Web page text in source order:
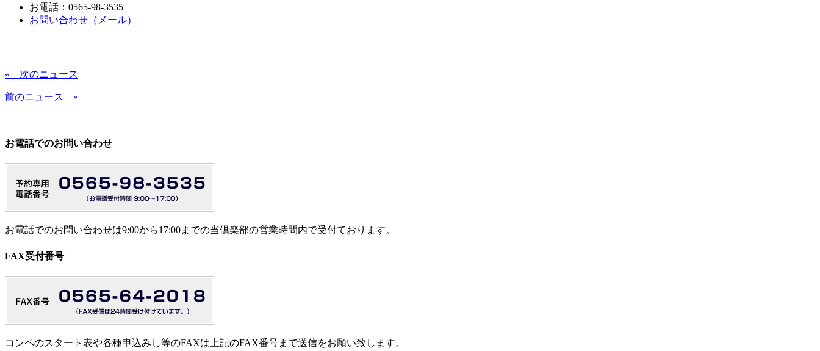
お電話：0565-98-3535
お問い合わせ（メール）
« 次のニュース
前のニュース »
お電話でのお問い合わせ
お電話でのお問い合わせは9:00から17:00までの当倶楽部の営業時間内で受付ております。
FAX受付番号
コンペのスタート表や各種申込みし等のFAXは上記のFAX番号まで送信をお願い致します。